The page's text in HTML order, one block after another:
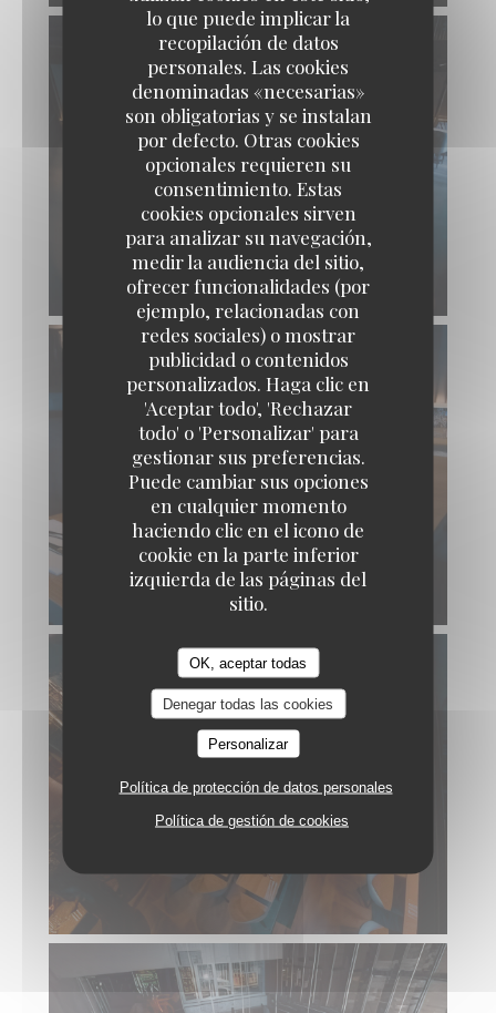
lo que puede implicar la
recopilación de datos
personales. Las cookies
denominadas «necesarias»
son obligatorias y se instalan
por defecto. Otras cookies
opcionales requieren su
consentimiento. Estas
cookies opcionales sirven
para analizar su navegación,
medir la audiencia del sitio,
ofrecer funcionalidades (por
ejemplo, relacionadas con
redes sociales) o mostrar
publicidad o contenidos
personalizados. Haga clic en
'Aceptar todo', 'Rechazar
todo' o 'Personalizar' para
gestionar sus preferencias.
Puede cambiar sus opciones
en cualquier momento
haciendo clic en el icono de
cookie en la parte inferior
izquierda de las páginas del
sitio.
OK, aceptar todas
Denegar todas las cookies
Personalizar
Política de protección de datos personales
Política de gestión de cookies